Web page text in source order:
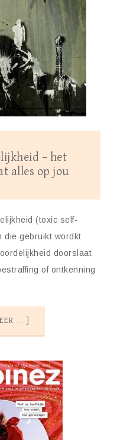
– het
alles op jou
(toxic self-
die gebruikt wordkt
doorslaat
of ontkenning
...]